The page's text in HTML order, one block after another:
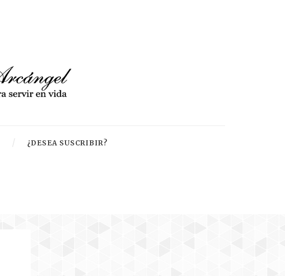
¿DESEA SUSCRIBIR?